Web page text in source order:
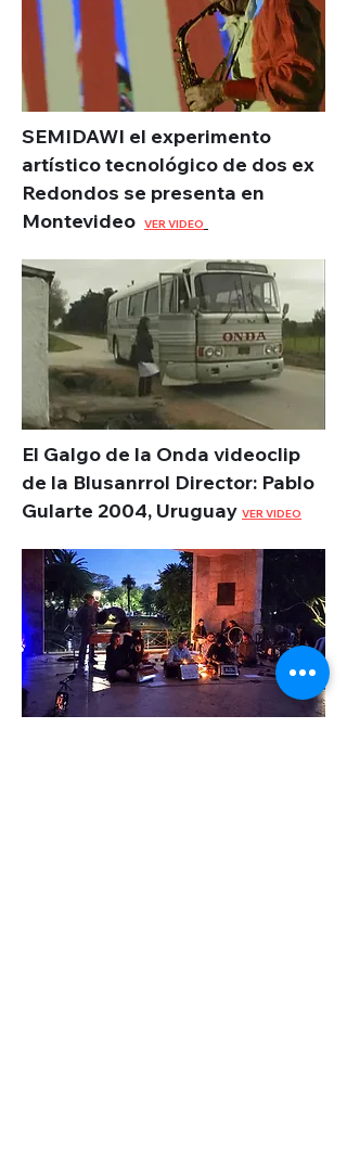
SEMIDAWI el experimento
artístico tecnológico de dos ex
Redondos se presenta en
Montevideo
VER VIDEO
El Galgo de la Onda videoclip
de la Blusanrrol Director: Pablo
Gularte 2004, Uruguay VER VIDEO